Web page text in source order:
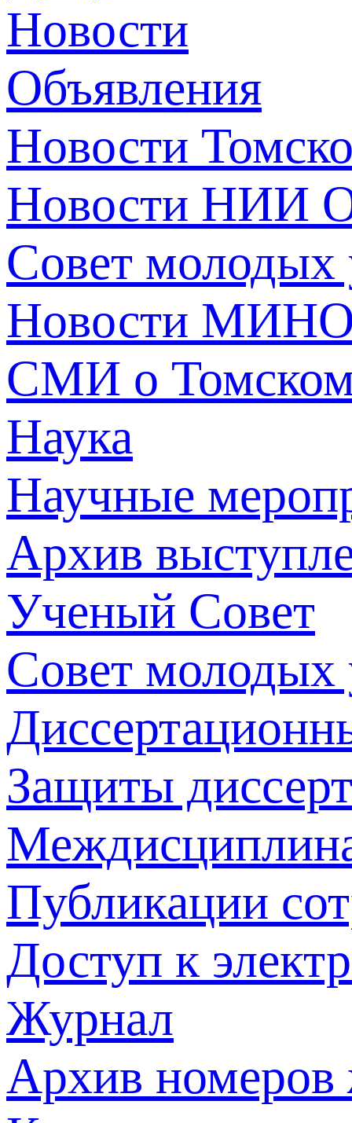
Новости
Объявления
Новости
Новости НИИ
Совет молодых
Новости
СМИ о
Наука
Научные
Архив
Ученый Совет
Совет молодых
Защиты
Публикации
Доступ к
Журнал
Архив номеров